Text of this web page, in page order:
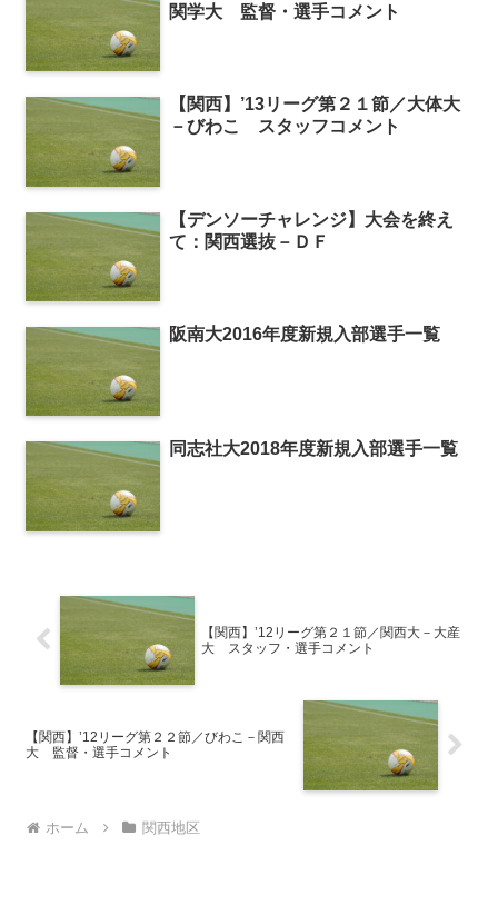
関学大 監督・選手コメント
【関西】’13リーグ第２１節／大体大
－びわこ スタッフコメント
【デンソーチャレンジ】大会を終え
て：関西選抜－ＤＦ
阪南大2016年度新規入部選手一覧
同志社大2018年度新規入部選手一覧
【関西】’12リーグ第２１節／関西大－大産
大 スタッフ・選手コメント
【関西】’12リーグ第２２節／びわこ－関西
大 監督・選手コメント
ホーム 関西地区